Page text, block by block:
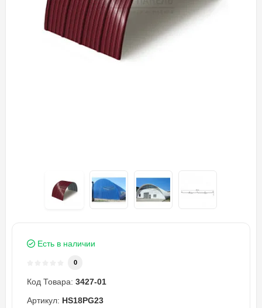
Есть в наличии
0
Код Товара: 3427-01
Артикул: HS18PG23